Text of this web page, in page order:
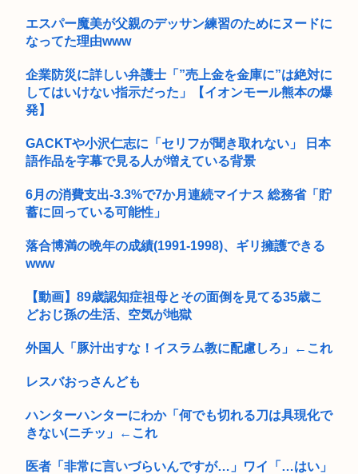
よく考えたら「SEX（セクロス）」が合法なのヤバすぎだろ
【画像】イケおじ(56)、中学生にナイフ突きつけて脅してレ●
8歳から13歳までの少年19人にわいせつな行為→懲役15年の判
決
ケツで売れててプロゲーマーと結婚したグラドル、息子の「自
閉スペク...
「そんなは...
出来るわ...
夫「必要...
東広島市の殺人放火事件 逮捕の「義理のおい」倉本幹太容疑者
と話題に
エスパー魔美が父親のデッサン練習のためにヌードに
なってた理由www
企業防災に詳しい弁護士「”売上金を金庫に”は絶対に
してはいけない指示だった」【イオンモール熊本の爆
発】
GACKTや小沢仁志に「セリフが聞き取れない」 日本
語作品を字幕で見る人が増えている背景
6月の消費支出-3.3%で7か月連続マイナス 総務省「貯
蓄に回っている可能性」
落合博満の晩年の成績(1991-1998)、ギリ擁護できる
www
【動画】89歳認知症祖母とその面倒を見てる35歳こ
どおじ孫の生活、空気が地獄
外国人「豚汁出すな！イスラム教に配慮しろ」←これ
レスバおっさんども
ハンターハンターにわか「何でも切れる刀は具現化で
きない(ニチッ」←これ
医者「非常に言いづらいんですが…」ワイ「…はい」